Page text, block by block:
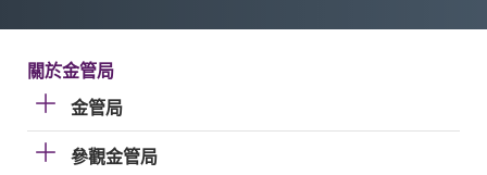
關於金管局
金管局
參觀金管局